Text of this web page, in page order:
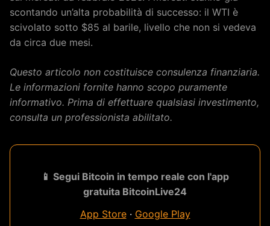
scontando un’alta probabilità di successo: il WTI è
scivolato sotto $85 al barile, livello che non si vedeva
da circa due mesi.
Questo articolo non costituisce consulenza finanziaria.
Le informazioni fornite hanno scopo puramente
informativo. Prima di effettuare qualsiasi investimento,
consulta un professionista abilitato.
📱 Segui Bitcoin in tempo reale con l'app
gratuita BitcoinLive24
App Store· Google Play